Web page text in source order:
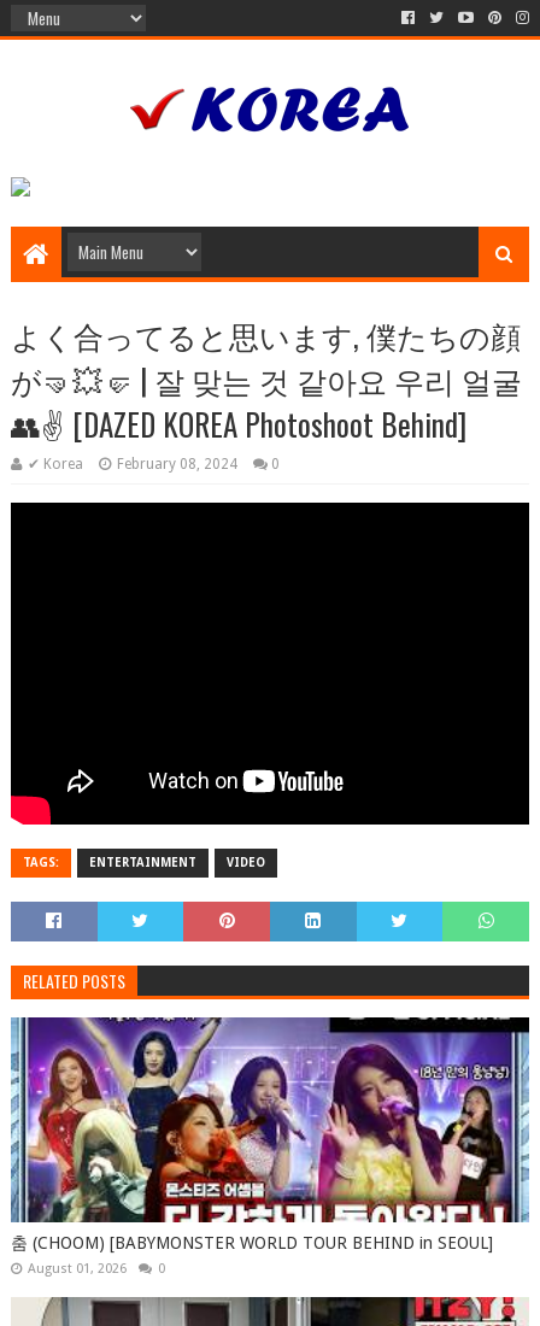
よく合ってると思います, 僕たちの顔
が🤜💥🤛 | 잘 맞는 것 같아요 우리 얼굴
👥✌️ [DAZED KOREA Photoshoot Behind]
✔ Korea February 08, 2024 0
TAGS: ENTERTAINMENT VIDEO
RELATED POSTS
춤 (CHOOM) [BABYMONSTER WORLD TOUR BEHIND in SEOUL]
August 01, 2026 0